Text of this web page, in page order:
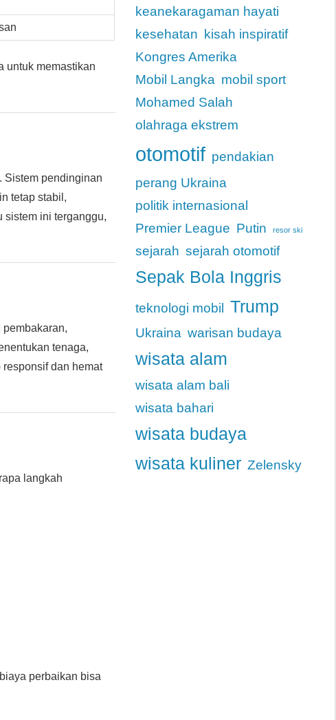
untuk memastikan
. Sistem pendinginan
tetap stabil,
sistem ini terganggu,
pembakaran,
tenaga,
dan hemat
langkah
perbaikan bisa
keanekaragaman hayati
kesehatan
kisah inspiratif
Kongres Amerika
Mobil Langka mobil sport
Mohamed Salah
olahraga ekstrem
otomotif pendakian
perang Ukraina
politik internasional
Premier League Putin resor ski
sejarah sejarah otomotif
Sepak Bola Inggris
teknologi mobil Trump
Ukraina warisan budaya
wisata alam
wisata alam bali
wisata bahari
wisata budaya
wisata kuliner Zelensky